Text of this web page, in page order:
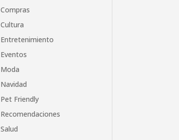
Compras
Cultura
Entretenimiento
Eventos
Moda
Navidad
Pet Friendly
Recomendaciones
Salud